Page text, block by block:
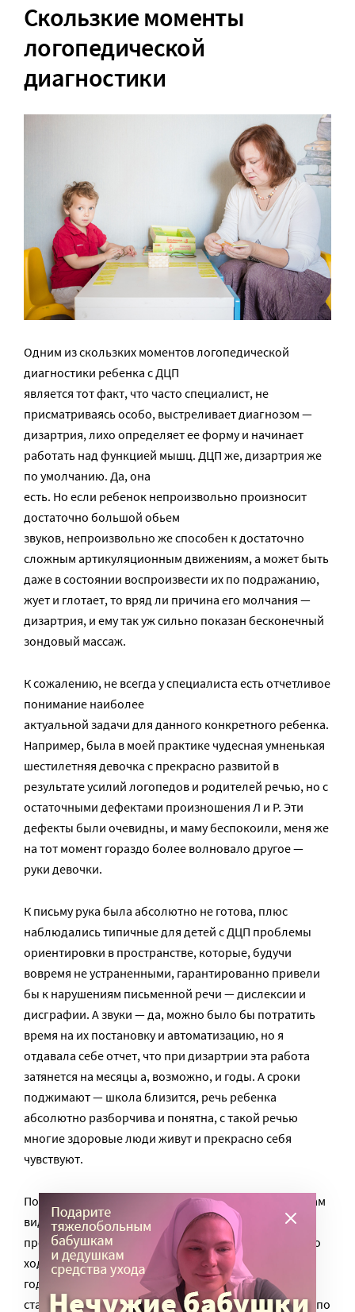
Скользкие моменты
логопедической
диагностики
Одним из скользких моментов логопедической
диагностики ребенка с ДЦП
является тот факт, что часто специалист, не
присматриваясь особо, выстреливает диагнозом —
дизартрия, лихо определяет ее форму и начинает
работать над функцией мышц. ДЦП же, дизартрия же
по умолчанию. Да, она
есть. Но если ребенок непроизвольно произносит
достаточно большой обьем
звуков, непроизвольно же способен к достаточно
сложным артикуляционным движениям, а может быть
даже в состоянии воспроизвести их по подражанию,
жует и глотает, то вряд ли причина его молчания —
дизартрия, и ему так уж сильно показан бесконечный
зондовый массаж.
К сожалению, не всегда у специалиста есть отчетливое
понимание наиболее
актуальной задачи для данного конкретного ребенка.
Например, была в моей практике чудесная умненькая
шестилетняя девочка с прекрасно развитой в
результате усилий логопедов и родителей речью, но с
остаточными дефектами произношения Л и Р. Эти
дефекты были очевидны, и маму беспокоили, меня же
на тот момент гораздо более волновало другое —
руки девочки.
К письму рука была абсолютно не готова, плюс
наблюдались типичные для детей с ДЦП проблемы
ориентировки в пространстве, которые, будучи
вовремя не устраненными, гарантированно привели
бы к нарушениям письменной речи — дислексии и
дисграфии. А звуки — да, можно было бы потратить
время на их постановку и автоматизацию, но я
отдавала себе отчет, что при дизартрии эта работа
затянется на месяцы а, возможно, и годы. А сроки
поджимают — школа близится, речь ребенка
абсолютно разборчива и понятна, с такой речью
многие здоровые люди живут и прекрасно себя
чувствуют.
Поэтому на повестке дня — рука и письмо, работы там
виделось очень много, и мы ее начали. Но мама
продолжала волноваться, и дело кончилось тем, что
ходить ко мне они перестали. Но, спустя почти два
года, вернулись, когда проблемы девочки в школе
стали совершенно очевидны, а другой логопед шел по